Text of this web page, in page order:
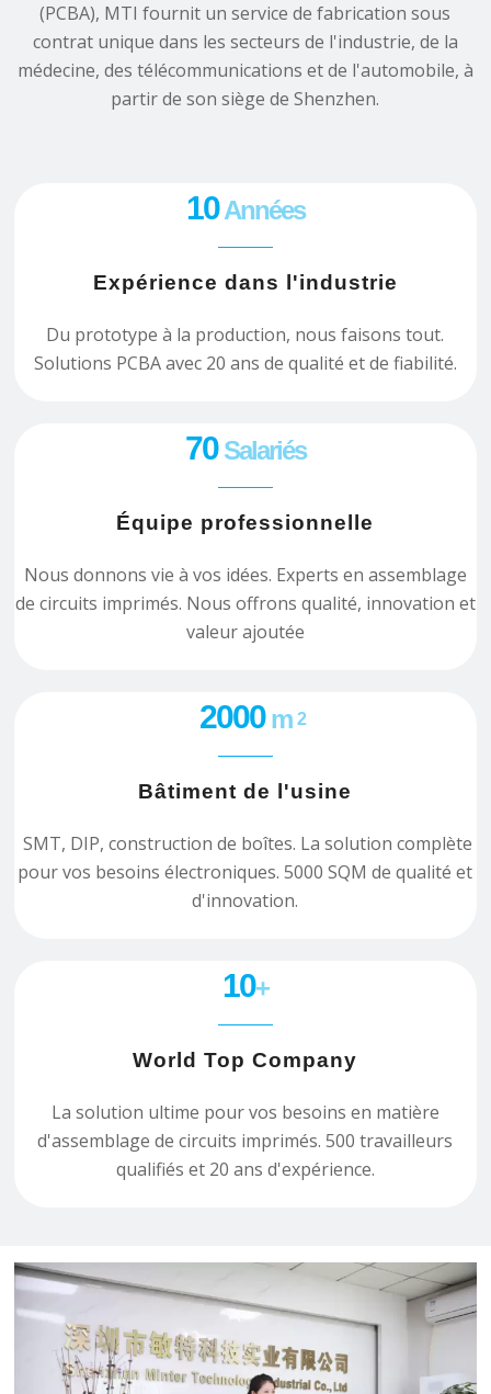
(PCBA), MTI fournit un service de fabrication sous
contrat unique dans les secteurs de l'industrie, de la
médecine, des télécommunications et de l'automobile, à
partir de son siège de Shenzhen.
10Années
Expérience dans l'industrie
Du prototype à la production, nous faisons tout.
Solutions PCBA avec 20 ans de qualité et de fiabilité.
70Salariés
Équipe professionnelle
Nous donnons vie à vos idées. Experts en assemblage
de circuits imprimés. Nous offrons qualité, innovation et
valeur ajoutée
2000m 2
Bâtiment de l'usine
SMT, DIP, construction de boîtes. La solution complète
pour vos besoins électroniques. 5000 SQM de qualité et
d'innovation.
10+
World Top Company
La solution ultime pour vos besoins en matière
d'assemblage de circuits imprimés. 500 travailleurs
qualifiés et 20 ans d'expérience.